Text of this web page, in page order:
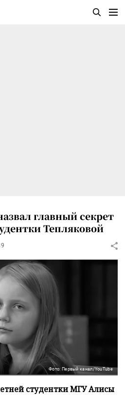
главный секрет
Тепляковой
Фото: Первый канал/YouTube
студентки МГУ Алисы